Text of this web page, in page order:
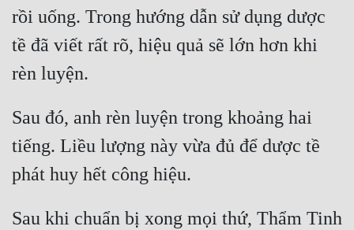
rồi uống. Trong hướng dẫn sử dụng dược
tề đã viết rất rõ, hiệu quả sẽ lớn hơn khi
Sau đó, anh rèn luyện trong khoảng hai
tiếng. Liều lượng này vừa đủ để dược tề
Sau khi chuẩn bị xong mọi thứ, Thẩm Tinh